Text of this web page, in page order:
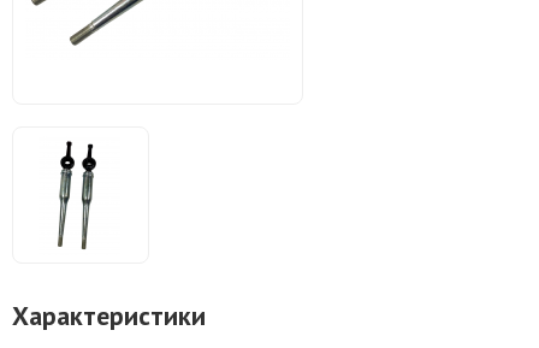
Характеристики